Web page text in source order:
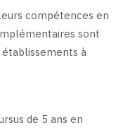
compétences en
sont
établissements à
de 5 ans en